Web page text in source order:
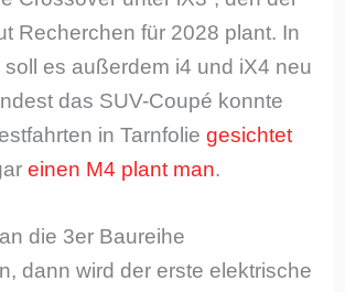
Recherchen für 2028 plant. In
es außerdem i4 und iX4 neu
das SUV-Coupé konnte
in Tarnfoliegesichtet
einen M4 plant man.
die 3er Baureihe
dann wird der erste elektrische